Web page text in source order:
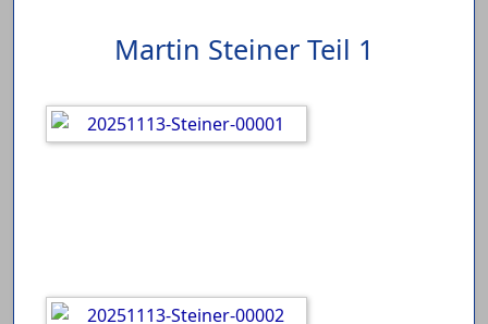
Martin Steiner Teil 1